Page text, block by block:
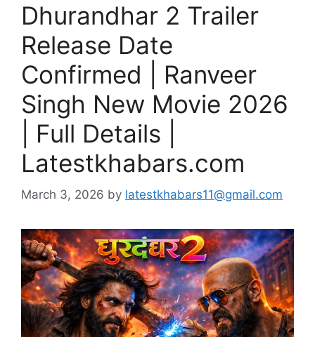
Dhurandhar 2 Trailer
Release Date
Confirmed | Ranveer
Singh New Movie 2026
| Full Details |
Latestkhabars.com
March 3, 2026 by latestkhabars11@gmail.com